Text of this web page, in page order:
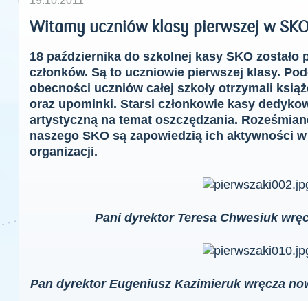
Witamy uczniów klasy pierwszej w
18 października do szkolnej kasy SKO zostało
członków. Są to uczniowie pierwszej klasy.
obecności uczniów całej szkoły otrzymali
oraz upominki. Starsi członkowie kasy
artystyczną na temat oszczędzania.
naszego SKO są zapowiedzią ich aktywności
organizacji.
Pani dyrektor Teresa Chwesiuk
Pan dyrektor Eugeniusz Kazimieruk wręcza